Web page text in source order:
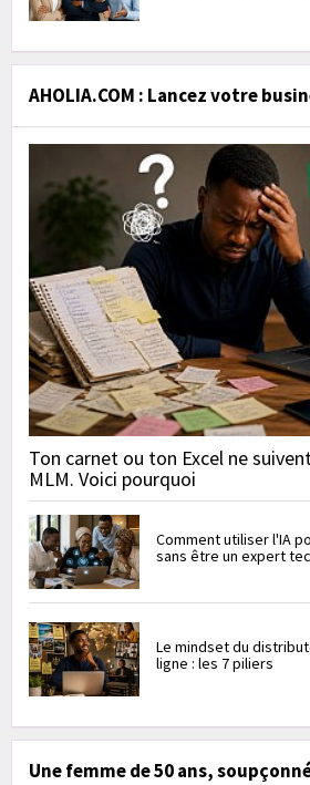
AHOLIA.COM : Lancez votre
Ton carnet ou ton Excel ne
MLM. Voici pourquoi
Comment utiliser l'IA
sans être un expert
Le mindset du
ligne : les 7 piliers
Une femme de 50 ans,